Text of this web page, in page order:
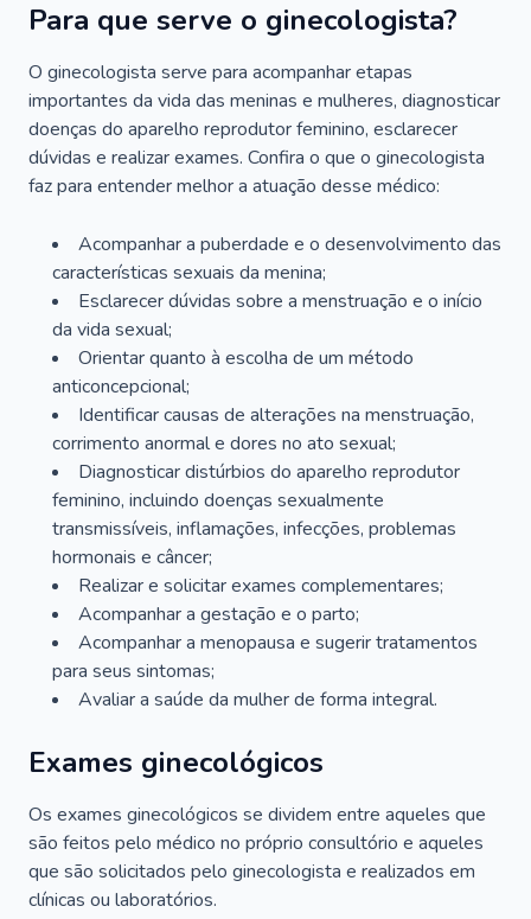
Para que serve o ginecologista?
O ginecologista serve para acompanhar etapas
importantes da vida das meninas e mulheres, diagnosticar
doenças do aparelho reprodutor feminino, esclarecer
dúvidas e realizar exames. Confira o que o ginecologista
faz para entender melhor a atuação desse médico:
Acompanhar a puberdade e o desenvolvimento das
características sexuais da menina;
Esclarecer dúvidas sobre a menstruação e o início
da vida sexual;
Orientar quanto à escolha de um método
anticoncepcional;
Identificar causas de alterações na menstruação,
corrimento anormal e dores no ato sexual;
Diagnosticar distúrbios do aparelho reprodutor
feminino, incluindo doenças sexualmente
transmissíveis, inflamações, infecções, problemas
hormonais e câncer;
Realizar e solicitar exames complementares;
Acompanhar a gestação e o parto;
Acompanhar a menopausa e sugerir tratamentos
para seus sintomas;
Avaliar a saúde da mulher de forma integral.
Exames ginecológicos
Os exames ginecológicos se dividem entre aqueles que
são feitos pelo médico no próprio consultório e aqueles
que são solicitados pelo ginecologista e realizados em
clínicas ou laboratórios.